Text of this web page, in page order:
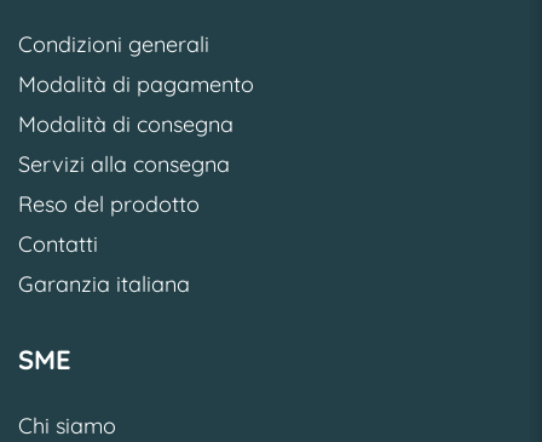
Condizioni generali
Modalità di pagamento
Modalità di consegna
Servizi alla consegna
Reso del prodotto
Contatti
Garanzia italiana
SME
Chi siamo